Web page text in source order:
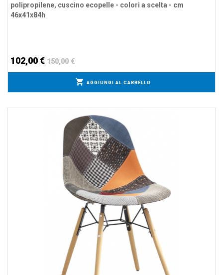
polipropilene, cuscino ecopelle - colori a scelta - cm
46x41x84h
102,00 € 150,00 €
AGGIUNGI AL CARRELLO